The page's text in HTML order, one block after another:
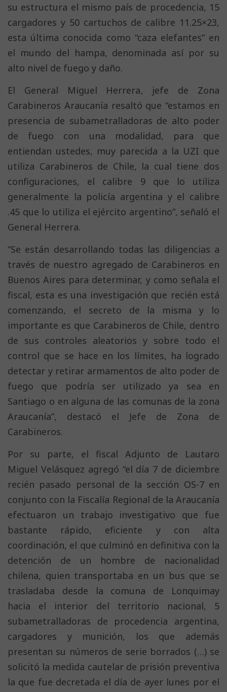
su estructura el mismo país de procedencia, 15
cargadores y 50 cartuchos de calibre 11.25×23,
esta última conocida como “caza elefantes” en
el mundo del hampa, denominada así por su
alto nivel de fuego y daño.
El General Miguel Herrera, jefe de Zona
Carabineros Araucanía resaltó que “estamos en
presencia de subametralladoras de alto poder
de fuego con una modalidad, para que
entiendan ustedes, muy parecida a la UZI que
utiliza Carabineros de Chile, la cual tiene dos
configuraciones, el calibre 9 que lo utiliza
generalmente la policía argentina y el calibre
.45 que lo utiliza el ejército argentino”, señaló el
General Herrera.
“Se están desarrollando todas las diligencias a
través de nuestro agregado de Carabineros en
Buenos Aires para determinar, y como señala el
fiscal, esta es una investigación que recién está
comenzando, el secreto de la misma y lo
importante es que Carabineros de Chile, dentro
de sus controles aleatorios y sobre todo el
control que se hace en los límites, ha logrado
detectar y retirar armamentos de alto poder de
fuego que podría ser utilizado ya sea en
Santiago o en alguna de las comunas de la zona
Araucanía”, destacó el Jefe de Zona de
Carabineros.
Por su parte, el fiscal Adjunto de Lautaro
Miguel Velásquez agregó “el día 7 de diciembre
recién pasado personal de la sección OS-7 en
conjunto con la Fiscalía Regional de la Araucanía
efectuaron un trabajo investigativo que fue
bastante rápido, eficiente y con alta
coordinación, el que culminó en definitiva con la
detención de un hombre de nacionalidad
chilena, quien transportaba en un bus que se
trasladaba desde la comuna de Lonquimay
hacia el interior del territorio nacional, 5
subametralladoras de procedencia argentina,
cargadores y munición, los que además
presentan su números de serie borrados (…) se
solicitó la medida cautelar de prisión preventiva
la que fue decretada el día de ayer lunes por el